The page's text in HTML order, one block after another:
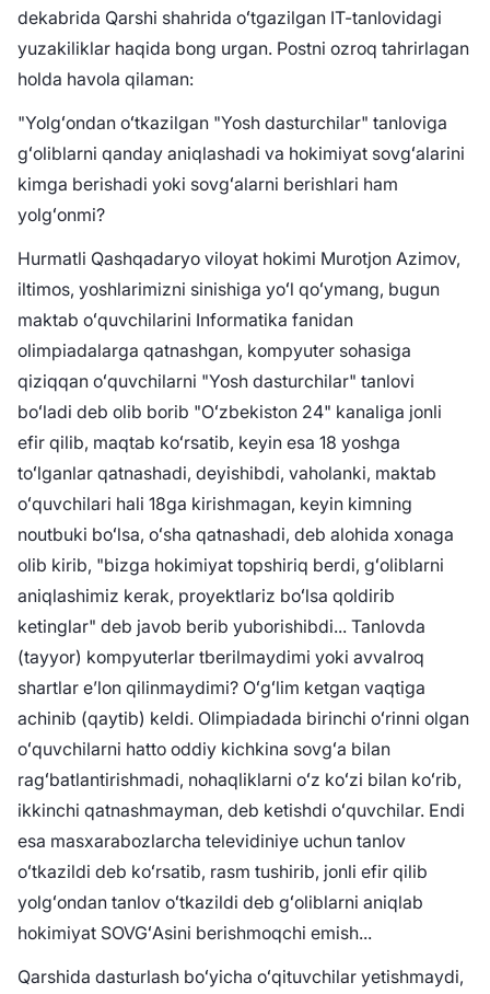
dekabrida Qarshi shahrida oʻtgazilgan IT-tanlovidagi
yuzakiliklar haqida bong urgan. Postni ozroq tahrirlagan
holda havola qilaman:
"Yolgʻondan oʻtkazilgan "Yosh dasturchilar" tanloviga
gʻoliblarni qanday aniqlashadi va hokimiyat sovgʻalarini
kimga berishadi yoki sovgʻalarni berishlari ham
yolgʻonmi?
Hurmatli Qashqadaryo viloyat hokimi Murotjon Azimov,
iltimos, yoshlarimizni sinishiga yoʻl qoʻymang, bugun
maktab oʻquvchilarini Informatika fanidan
olimpiadalarga qatnashgan, kompyuter sohasiga
qiziqqan oʻquvchilarni "Yosh dasturchilar" tanlovi
boʻladi deb olib borib "Oʻzbekiston 24" kanaliga jonli
efir qilib, maqtab koʻrsatib, keyin esa 18 yoshga
toʻlganlar qatnashadi, deyishibdi, vaholanki, maktab
oʻquvchilari hali 18ga kirishmagan, keyin kimning
noutbuki boʻlsa, oʻsha qatnashadi, deb alohida xonaga
olib kirib, "bizga hokimiyat topshiriq berdi, gʻoliblarni
aniqlashimiz kerak, proyektlariz boʻlsa qoldirib
ketinglar" deb javob berib yuborishibdi... Tanlovda
(tayyor) kompyuterlar tberilmaydimi yoki avvalroq
shartlar eʼlon qilinmaydimi? Oʻgʻlim ketgan vaqtiga
achinib (qaytib) keldi. Olimpiadada birinchi oʻrinni olgan
oʻquvchilarni hatto oddiy kichkina sovgʻa bilan
ragʻbatlantirishmadi, nohaqliklarni oʻz koʻzi bilan koʻrib,
ikkinchi qatnashmayman, deb ketishdi oʻquvchilar. Endi
esa masxarabozlarcha televidiniye uchun tanlov
oʻtkazildi deb koʻrsatib, rasm tushirib, jonli efir qilib
yolgʻondan tanlov oʻtkazildi deb gʻoliblarni aniqlab
hokimiyat SOVGʻAsini berishmoqchi emish...
Qarshida dasturlash boʻyicha oʻqituvchilar yetishmaydi,